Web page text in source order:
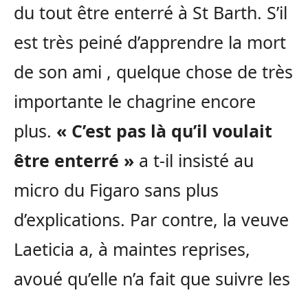
du tout être enterré à St Barth. S’il
est très peiné d’apprendre la mort
de son ami , quelque chose de très
importante le chagrine encore
plus. « C’est pas là qu’il voulait
être enterré » a t-il insisté au
micro du Figaro sans plus
d’explications. Par contre, la veuve
Laeticia a, à maintes reprises,
avoué qu’elle n’a fait que suivre les